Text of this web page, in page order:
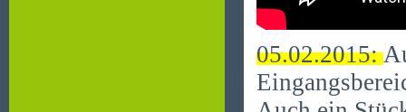
05.02.2015: